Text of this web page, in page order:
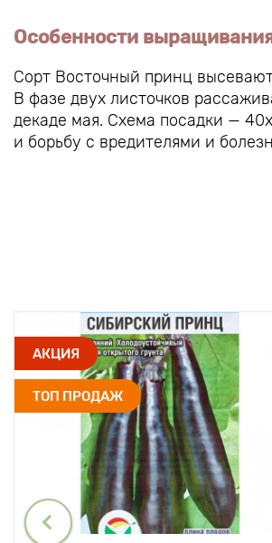
Особенности
Сорт Восточный принц
В фазе двух листочков
декаде мая. Схема посадки —
и борьбу с вредителями и
АКЦИЯ
ТОП ПРОДАЖ